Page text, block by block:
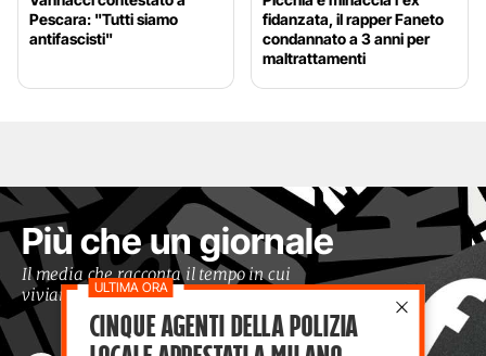
Pescara: "Tutti siamo
antifascisti"
fidanzata, il rapper Faneto
condannato a 3 anni per
maltrattamenti
Più che un giornale
Il media che racconta il tempo in cui
viviamo con occhi moderni
Cinque agenti della polizia